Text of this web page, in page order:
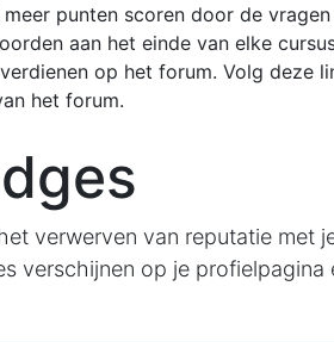
punten scoren door de
aan het einde van elke
op het forum. Volg deze
het forum.
verwerven van reputatie met
verschijnen op je profielpagina